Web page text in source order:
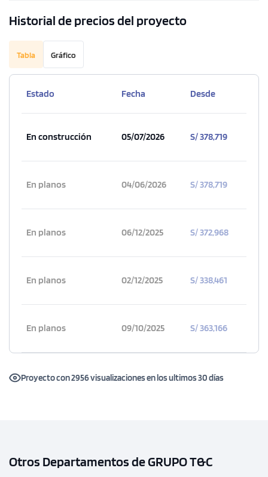
Historial de precios del proyecto
Tabla Gráfico
Estado Fecha Desde
En construcción 05/07/2026 S/ 378,719
En planos 04/06/2026 S/ 378,719
En planos 06/12/2025 S/ 372,968
En planos 02/12/2025 S/ 338,461
En planos 09/10/2025 S/ 363,166
Proyecto con 2956 visualizaciones en los ultimos 30 días
Otros Departamentos de GRUPO T&C